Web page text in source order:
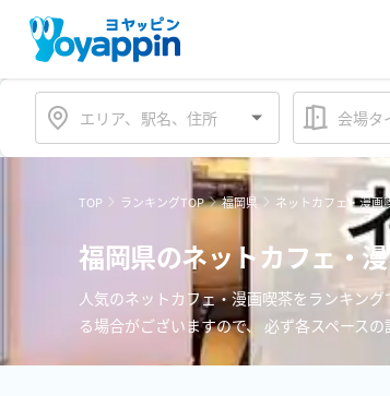
会場タ
TOP ランキングTOP 福岡県 ネットカフェ・漫画
福岡県のネットカフェ・
人気のネットカフェ・漫画喫茶をランキン
る場合がございますので、 必ず各スペース